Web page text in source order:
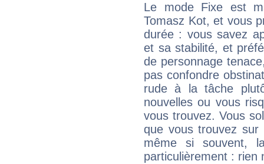
Le mode Fixe est
Tomasz Kot, et vous
durée : vous savez
et sa stabilité, et
de personnage
pas confondre
rude à la tâche
nouvelles ou vous
vous trouvez. Vous
que vous trouvez
même si souvent,
particulièrement : rien